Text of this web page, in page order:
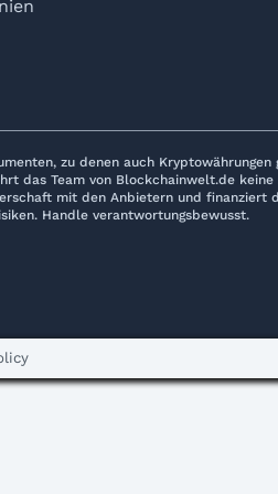
zu denen auch
das Team von Blockchainwelt.de
mit den Anbietern und finanziert
Handle verantwortungsbewusst.